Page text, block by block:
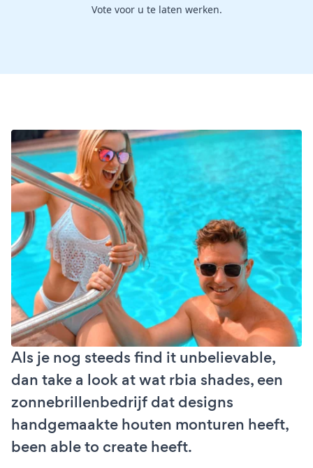
Vote voor u te laten werken.
Als je nog steeds find it unbelievable,
dan take a look at wat rbia shades, een
zonnebrillenbedrijf dat designs
handgemaakte houten monturen heeft,
been able to create heeft.